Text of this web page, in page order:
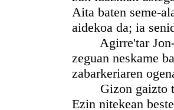
Aita baten seme-
aidekoa da; ia
Agirre'tar Jon-
zeguan neskame
zabarkeriaren
Gizon gaizto ta
Ezin nitekean